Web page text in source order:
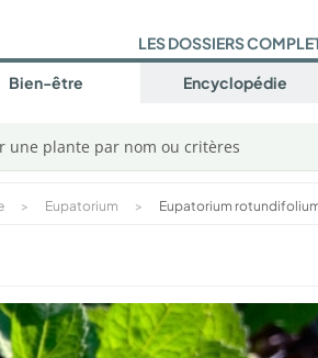
LES DOSSIERS
Bien-être Encyclopédie
une plante par nom ou critères
> Eupatorium > Eupatorium